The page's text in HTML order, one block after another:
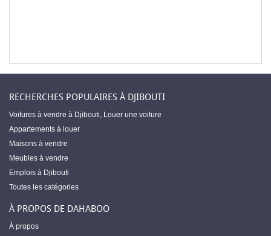
RECHERCHES POPULAIRES À DJIBOUTI
Voitures à vendre à Djibouti, Louer une voiture
Appartements à louer
Maisons à vendre
Meubles à vendre
Emplois à Djibouti
Toutes les catégories
À PROPOS DE DAHABOO
À propos